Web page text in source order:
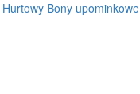
Hurtowy Bony upominkowe